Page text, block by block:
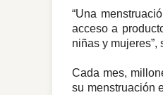
“Una
acceso a
niñas y
Cada mes,
su menstruación